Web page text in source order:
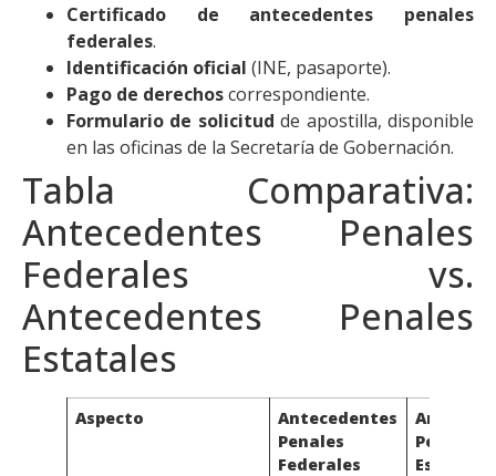
Certificado de antecedentes penales
federales.
Identificación oficial (INE, pasaporte).
Pago de derechoscorrespondiente.
Formulario de solicitud de apostilla, disponible
en las oficinas de la Secretaría de Gobernación.
Tabla Comparativa:
Antecedentes Penales
Federales vs.
Antecedentes Penales
Estatales
Aspecto
Antecedentes
Penales
Federales
Penales